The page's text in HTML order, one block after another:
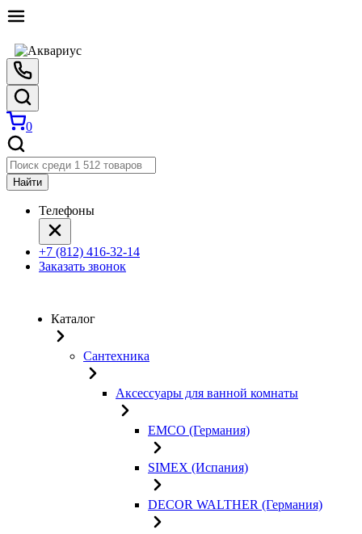
0
Найти
Телефоны
+7 (812) 416-32-14
Заказать звонок
Каталог
Сантехника
Аксессуары для ванной комнаты
EMCO (Германия)
SIMEX (Испания)
DECOR WALTHER (Германия)